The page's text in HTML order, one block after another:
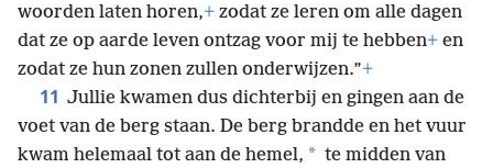
woorden laten horen,+ zodat ze leren om alle dagen
dat ze op aarde leven ontzag voor mij te hebben+ en
zodat ze hun zonen zullen onderwijzen.”+
11 Jullie kwamen dus dichterbij en gingen aan de
voet van de berg staan. De berg brandde en het vuur
kwam helemaal tot aan de hemel, * te midden van